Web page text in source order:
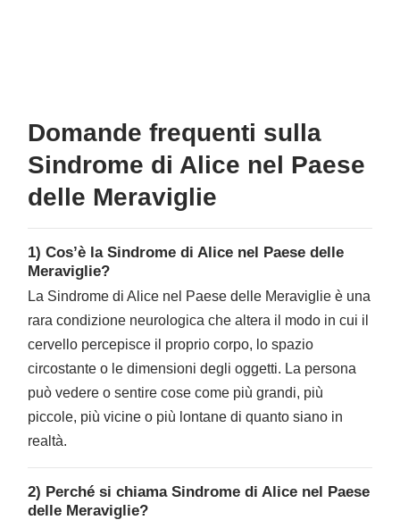
Domande frequenti sulla
Sindrome di Alice nel Paese
delle Meraviglie
1) Cos’è la Sindrome di Alice nel Paese delle
Meraviglie?
La Sindrome di Alice nel Paese delle Meraviglie è una
rara condizione neurologica che altera il modo in cui il
cervello percepisce il proprio corpo, lo spazio
circostante o le dimensioni degli oggetti. La persona
può vedere o sentire cose come più grandi, più
piccole, più vicine o più lontane di quanto siano in
realtà.
2) Perché si chiama Sindrome di Alice nel Paese
delle Meraviglie?